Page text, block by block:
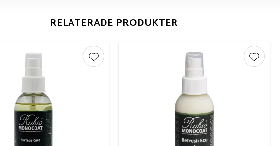
RELATERADE PRODUKTER
Lägg till i favoriter Lägg